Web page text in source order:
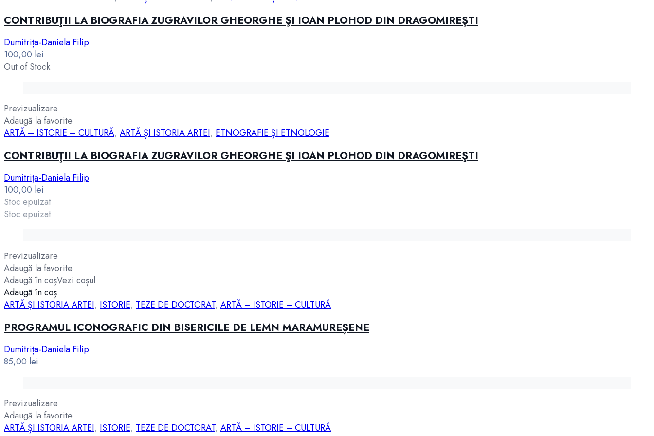
CONTRIBUŢII LA BIOGRAFIA ZUGRAVILOR GHEORGHE ŞI IOAN PLOHOD DIN DRAGOMIREŞTI
Dumitrița-Daniela Filip
100,00 lei
Out of Stock
Previzualizare
Adaugă la favorite
ARTĂ – ISTORIE – CULTURĂ, ARTĂ ȘI ISTORIA ARTEI, ETNOGRAFIE ȘI ETNOLOGIE
CONTRIBUŢII LA BIOGRAFIA ZUGRAVILOR GHEORGHE ŞI IOAN PLOHOD DIN DRAGOMIREŞTI
Dumitrița-Daniela Filip
100,00 lei
Stoc epuizat
Stoc epuizat
Previzualizare
Adaugă la favorite
Adaugă în coșVezi coșul
Adaugă în coș
ARTĂ ȘI ISTORIA ARTEI, ISTORIE, TEZE DE DOCTORAT, ARTĂ – ISTORIE – CULTURĂ
PROGRAMUL ICONOGRAFIC DIN BISERICILE DE LEMN MARAMUREȘENE
Dumitrița-Daniela Filip
85,00 lei
Previzualizare
Adaugă la favorite
ARTĂ ȘI ISTORIA ARTEI, ISTORIE, TEZE DE DOCTORAT, ARTĂ – ISTORIE – CULTURĂ